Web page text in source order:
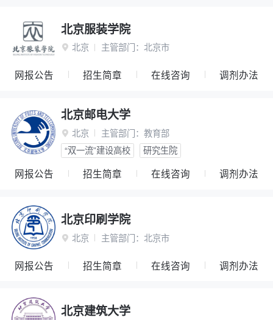
北京服装学院
 北京 主管部门： 北京市
网报公告 招生简章 在线咨询 调剂办法
北京邮电大学
 北京 主管部门： 教育部
“双一流”建设高校
研究生院
网报公告 招生简章 在线咨询 调剂办法
北京印刷学院
 北京 主管部门： 北京市
网报公告 招生简章 在线咨询 调剂办法
北京建筑大学